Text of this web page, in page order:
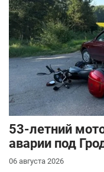
53-летний
аварии под
06 августа 2026